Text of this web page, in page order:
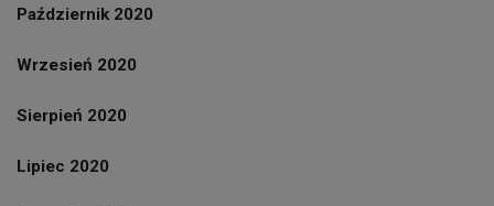
Październik 2020
Wrzesień 2020
Sierpień 2020
Lipiec 2020